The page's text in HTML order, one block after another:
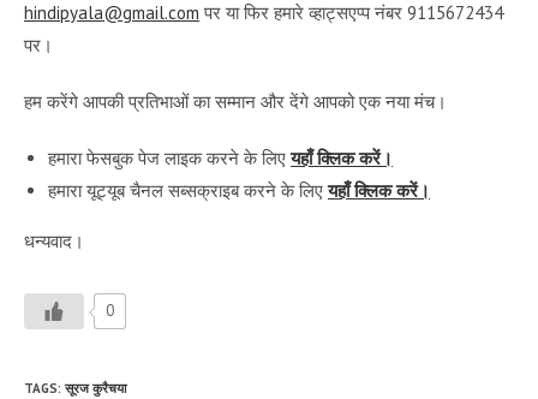
hindipyala@gmail.com पर या फिर हमारे व्हाट्सएप्प नंबर 9115672434
पर।
हम करेंगे आपकी प्रतिभाओं का सम्मान और देंगे आपको एक नया मंच।
हमारा फेसबुक पेज लाइक करने के लिएयहाँ क्लिक करें।
हमारा यूट्यूब चैनल सब्सक्राइब करने के लिएयहाँ क्लिक करें।
धन्यवाद।
0
TAGS: सूरज कुरैचया